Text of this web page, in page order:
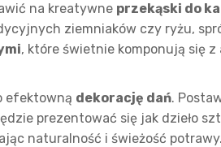
na kreatywne przekąski do
ziemniaków czy ryżu,
, które świetnie komponują się z
efektowną dekorację dań.
prezentować się jak dzieło
naturalność i świeżość potrawy.